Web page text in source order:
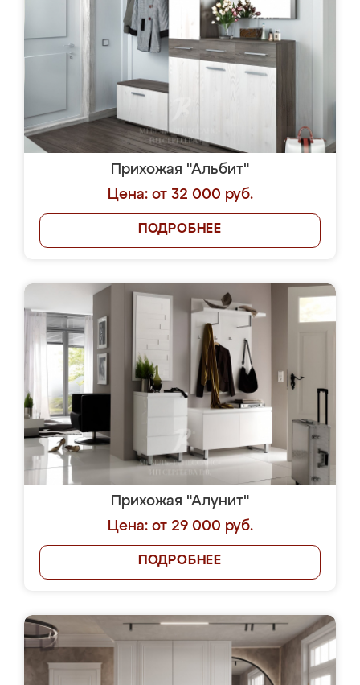
Прихожая "Альбит"
Цена: от 32 000 руб.
ПОДРОБНЕЕ
Прихожая "Алунит"
Цена: от 29 000 руб.
ПОДРОБНЕЕ